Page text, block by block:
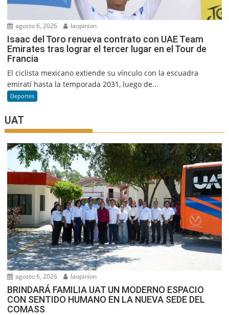
agosto 6, 2026 laopinion
Isaac del Toro renueva contrato con UAE Team
Emirates tras lograr el tercer lugar en el Tour de
Francia
El ciclista mexicano extiende su vínculo con la escuadra
emiratí hasta la temporada 2031, luego de...
Deportes
UAT
agosto 6, 2026 laopinion
BRINDARÁ FAMILIA UAT UN MODERNO ESPACIO
CON SENTIDO HUMANO EN LA NUEVA SEDE DEL
COMASS